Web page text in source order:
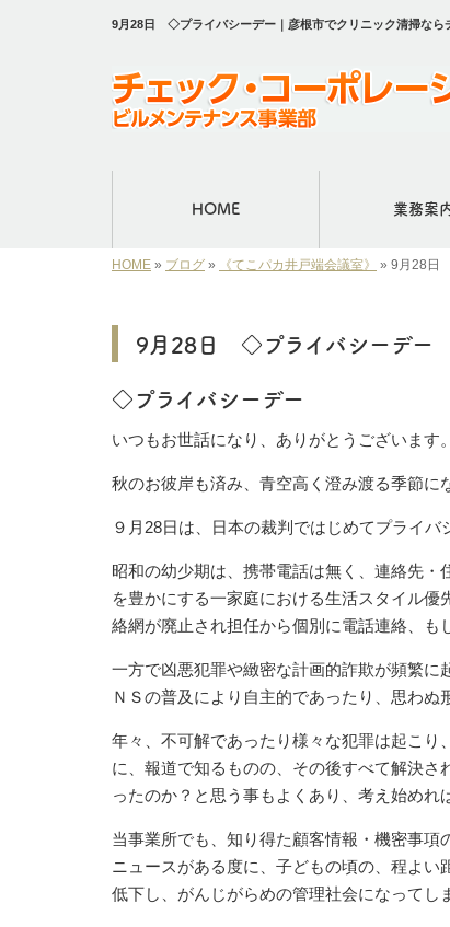
9月28日 ◇プライバシーデー｜彦根市でクリニック清掃な
HOME 業務案
HOME » ブログ » 《てこパカ井戸端会議室》 » 9月28日
9月28日 ◇プライバシーデー
◇プライバシーデー
いつもお世話になり、ありがとうございます。
秋のお彼岸も済み、青空高く澄み渡る季節に
９月28日は、日本の裁判ではじめてプライバ
昭和の幼少期は、携帯電話は無く、連絡先
を豊かにする一家庭における生活スタイル
絡網が廃止され担任から個別に電話連絡、も
一方で凶悪犯罪や緻密な計画的詐欺が頻繁に
ＮＳの普及により自主的であったり、思わぬ
年々、不可解であったり様々な犯罪は起こ
に、報道で知るものの、その後すべて解決
ったのか？と思う事もよくあり、考え始めれ
当事業所でも、知り得た顧客情報・機密事
ニュースがある度に、子どもの頃の、程よ
低下し、がんじがらめの管理社会になってし